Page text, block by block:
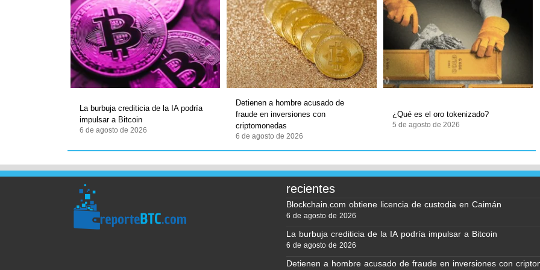
La burbuja crediticia de la IA podría
impulsar a Bitcoin
6 de agosto de 2026
Detienen a hombre acusado de
fraude en inversiones con
criptomonedas
6 de agosto de 2026
¿Qué es el oro tokenizado?
5 de agosto de 2026
recientes
Blockchain.com obtiene licencia de custodia en Caimán
6 de agosto de 2026
La burbuja crediticia de la IA podría impulsar a Bitcoin
6 de agosto de 2026
Detienen a hombre acusado de fraude en inversiones con